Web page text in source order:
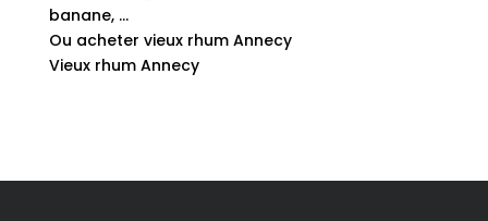
banane, …
Ou acheter vieux rhum Annecy
Vieux rhum Annecy